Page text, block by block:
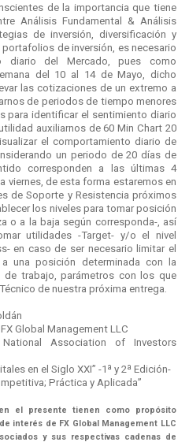
de la importancia que tiene
Análisis Fundamental & Análisis
de inversión, diversificación y
de inversión, es necesario
diario del Mercado, pues como
del 10 al 14 de Mayo, dicho
las cotizaciones de un extremo a
de periodos de tiempo menores
para identificar el sentimiento diario
auxiliarnos de 60 Min Chart 20
el comportamiento diario de
un periodo de 20 días de
corresponden a las últimas 4
viernes, de esta forma estaremos en
de Soporte y Resistencia próximos
los niveles para tomar posición
o a la baja según corresponda-, así
utilidades -Target- y/o el nivel
en caso de ser necesario limitar el
una posición determinada con la
trabajo, parámetros con los que
de nuestra próxima entrega.
Global Management LLC
Association of Investors
en el Siglo XXI” -1ª y 2ª Edición-
Práctica y Aplicada”
el presente tienen como propósito
interés de FX Global Management LLC
y sus respectivas cadenas de